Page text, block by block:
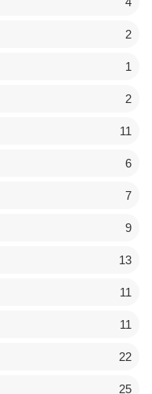
2
1
2
11
6
7
9
13
11
11
22
25